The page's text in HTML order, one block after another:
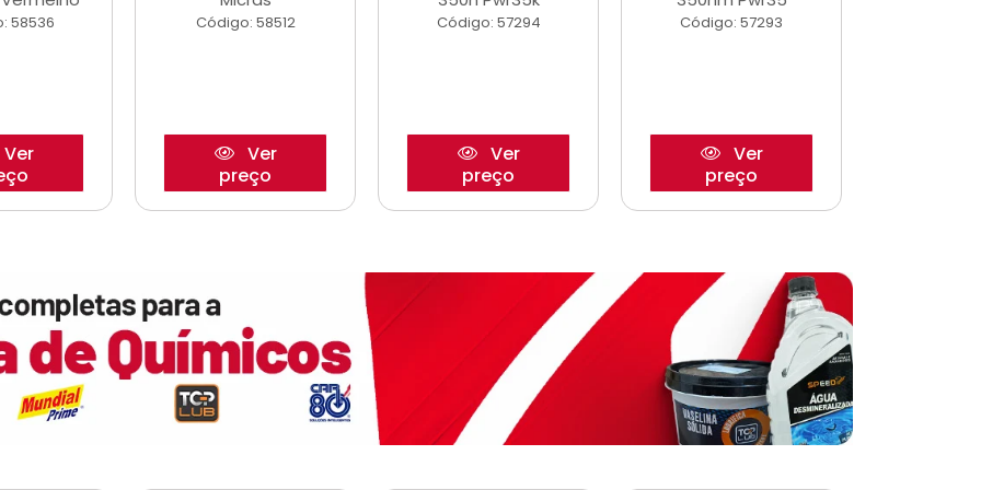
58536
Ver
Código: 58512
Ver
preço
Código: 57294
Ver
preço
Código: 57293
Ver
preço